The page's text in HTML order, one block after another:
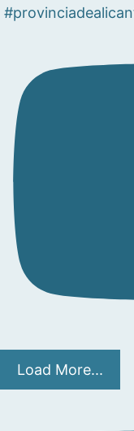
Load More...